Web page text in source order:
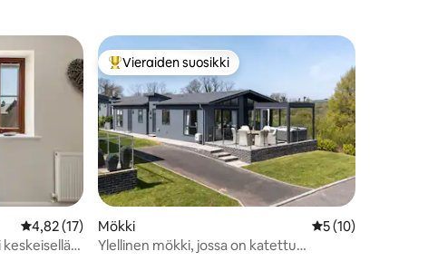
Keskimääräinen arvio 4,82/5, 17 arvostelua
4,82 (17)
Vieraiden suosikkien parhaimmistoa
Vieraiden suosikki
Mökki Keskimääräinen
5 (10)
Ylellinen mökki, jossa on katettu